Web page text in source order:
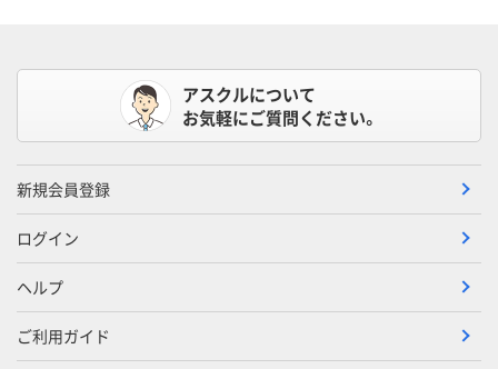
アスクルについて
お気軽にご質問ください。
新規会員登録
ログイン
ヘルプ
ご利用ガイド